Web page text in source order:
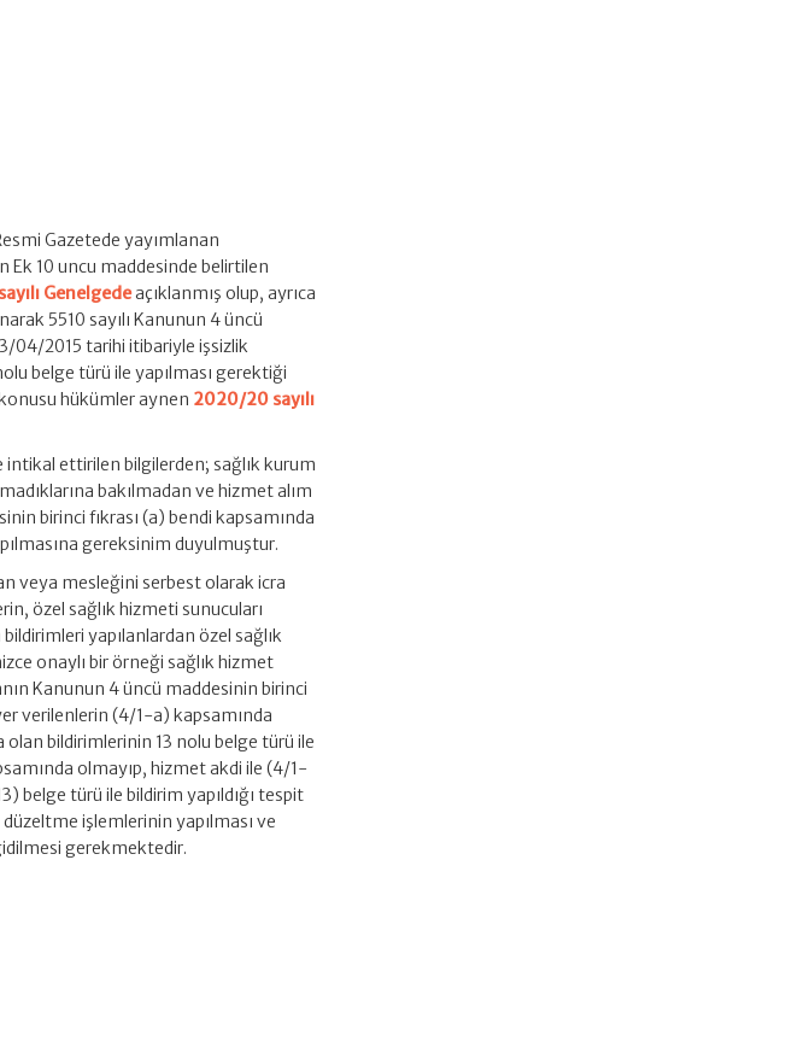
Gazetede yayımlanan
Ek 10 uncu maddesinde belirtilen
Genelgedeaçıklanmış olup, ayrıca
5510 sayılı Kanunun 4 üncü
04/2015 tarihi itibariyle işsizlik
belge türü ile yapılması gerektiği
hükümler aynen 2020/20 sayılı
ettirilen bilgilerden; sağlık kurum
bakılmadan ve hizmet alım
birinci fıkrası (a) bendi kapsamında
gereksinim duyulmuştur.
veya mesleğini serbest olarak icra
özel sağlık hizmeti sunucuları
yapılanlardan özel sağlık
onaylı bir örneği sağlık hizmet
Kanunun 4 üncü maddesinin birinci
verilenlerin (4/1-a) kapsamında
bildirimlerinin 13 nolu belge türü ile
olmayıp, hizmet akdi ile (4/1-
belge türü ile bildirim yapıldığı tespit
işlemlerinin yapılması ve
gerekmektedir.